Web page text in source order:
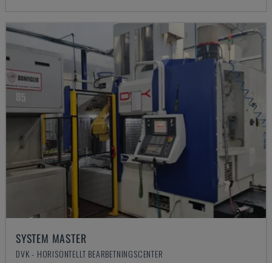
SYSTEM MASTER
DVK - HORISONTELLT BEARBETNINGSCENTER